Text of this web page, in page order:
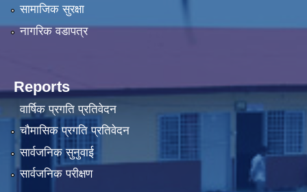
सामाजिक सुरक्षा
नागरिक वडापत्र
Reports
वार्षिक प्रगति प्रतिवेदन
चौमासिक प्रगति प्रतिवेदन
सार्वजनिक सुनुवाई
सार्वजनिक परीक्षण